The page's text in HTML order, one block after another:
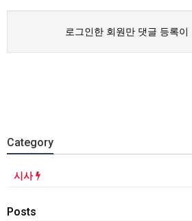
로그인한 회원만 댓글 등록이
Category
시사
Posts